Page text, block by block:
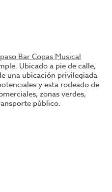
Bar Copas Musical
Ubicado a pie de calle,
una ubicación privilegiada
y esta rodeado de
zonas verdes,
público.